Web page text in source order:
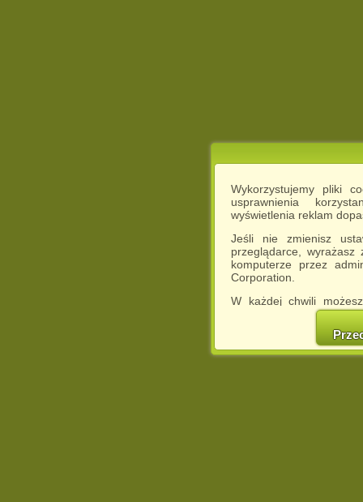
Wykorzystujemy pliki
usprawnienia
wyświetlenia reklam
Jeśli nie zmienisz
przeglądarce,
komputerze przez
Corporation.
W każdej chwili
cookies w swojej
w naszej
http://chomikuj.pl/